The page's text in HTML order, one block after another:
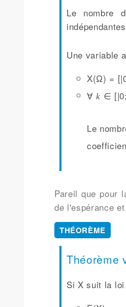
Le nombre
Une variable
X(Ω) =
∀k ∈ [|0;
Le
Pareil que pour
de l'espérance
THÉORÈME
Théorème
Si X suit la